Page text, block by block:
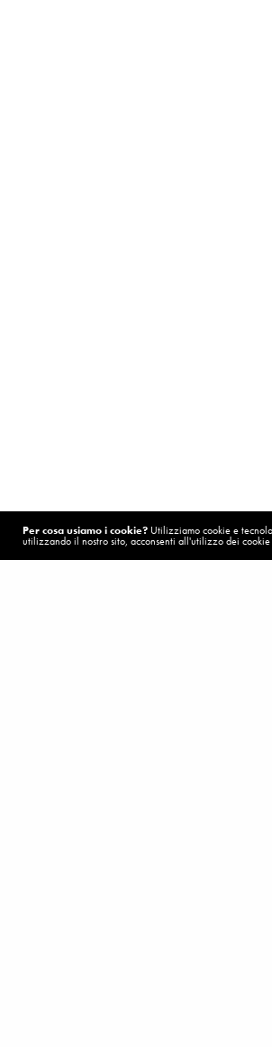
Per cosa usiamo i cookie? Utilizziamo cookie e
utilizzando il nostro sito, acconsenti all'utilizzo dei